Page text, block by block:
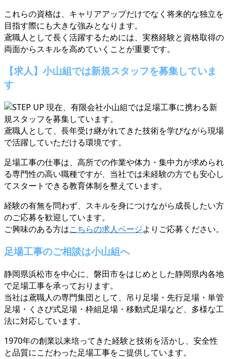
これらの資格は、キャリアアップだけでなく将来的な独立を
目指す際にも大きな強みとなります。
鳶職人として長く活躍するためには、実務経験と資格取得の
両面からスキルを高めていくことが重要です。
【求人】小山組では新規スタッフを募集していま
す
現在、有限会社小山組では足場工事に携わる新
規スタッフを募集しています。
鳶職人として、長年受け継がれてきた技術を学びながら現場
で活躍していただける環境です。
足場工事の仕事は、高所での作業や体力・集中力が求められ
る専門性の高い職種ですが、当社では未経験の方でも安心し
てスタートできる教育体制を整えています。
経験の有無を問わず、スキルを身につけながら成長したい方
のご応募を歓迎しています。
ご興味のある方はこちらの求人ページよりご応募ください。
足場工事のご相談は小山組へ
静岡県浜松市を中心に、磐田市をはじめとした静岡県内各地
で足場工事を承っております。
当社は鳶職人の専門集団として、吊り足場・先行足場・単管
足場・くさび式足場・枠組足場・移動式足場など、多様な工
法に対応しています。
1970年の創業以来培ってきた経験と技術を活かし、安全性
と品質にこだわった足場工事をご提供しています。